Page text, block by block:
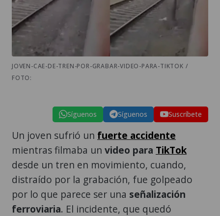
JOVEN-CAE-DE-TREN-POR-GRABAR-VIDEO-PARA-TIKTOK /
FOTO:
Síguenos Síguenos Suscríbete
Un joven sufrió un fuerte accidente
mientras filmaba un video para TikTok
desde un tren en movimiento, cuando,
distraído por la grabación, fue golpeado
por lo que parece ser una señalización
ferroviaria. El incidente, que quedó